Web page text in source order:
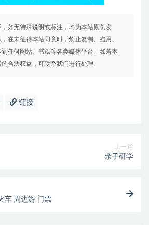
如无特殊说明或标注，均为本站原创发
在未征得本站同意时，禁止复制、盗用、
任何网站、书籍等各类媒体平台。如若本
合法权益，可联系我们进行处理。
链接
上一篇
亲子研学
车 周边游 门票